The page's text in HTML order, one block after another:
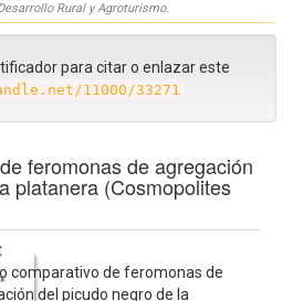
Rural y Agroturismo.
para citar o enlazar este
11000/33271
feromonas de agregación
platanera (Cosmopolites
comparativo de feromonas de
del picudo negro de la